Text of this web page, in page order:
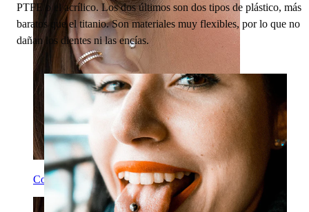
Conch
PTFE o el acrílico. Los dos últimos son dos tipos de plástico, más
baratos que el titanio. Son materiales muy flexibles, por lo que no
dañan los dientes ni las encías.